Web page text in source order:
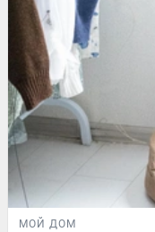
МОЙ ДОМ